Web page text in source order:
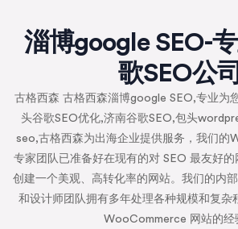
淄博google SEO-
歌SEO公司
古格西森 古格西森淄博google SEO,专业为
头谷歌SEO优化,济南谷歌SEO,包头
seo,古格西森为出海企业提供服务，我们的
专家团队已准备好在现有的对 SEO 最友好
创建一个美观、高转化率的网站。我们的内
和设计师团队拥有多年处理各种规模和复杂
WooCommerce 网站的经